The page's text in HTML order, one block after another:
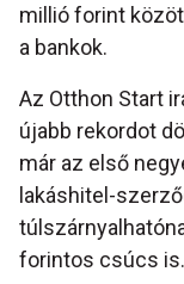
millió forint
a bankok.
Az Otthon Start
újabb rekordot
már az első
lakáshitel-
forintos csúcs is.